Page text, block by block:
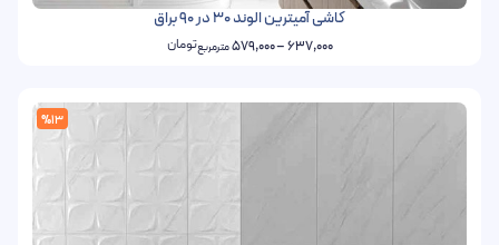
کاشی آمیترین الوند 30 در 90 براق
637,000
–
579,000مترمربعتومان
%13